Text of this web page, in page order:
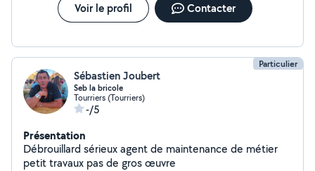
Voir le profil Contacter
Particulier
Sébastien Joubert
Seb la bricole
Tourriers (Tourriers)
-/5
Présentation
Débrouillard sérieux agent de maintenance de métier
petit travaux pas de gros œuvre